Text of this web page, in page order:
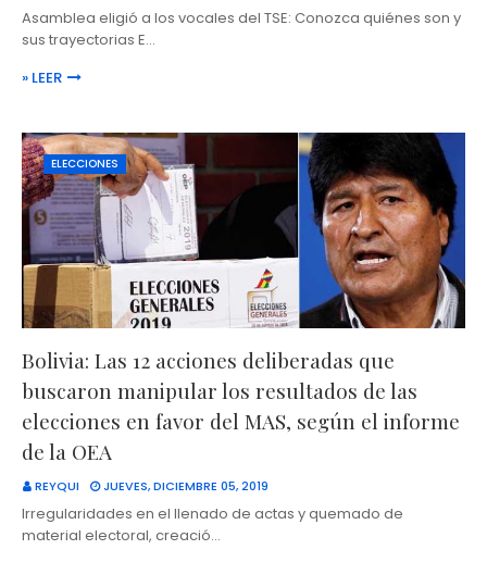
Asamblea eligió a los vocales del TSE: Conozca quiénes son y
sus trayectorias E…
» LEER
ELECCIONES
Bolivia: Las 12 acciones deliberadas que
buscaron manipular los resultados de las
elecciones en favor del MAS, según el informe
de la OEA
REYQUI JUEVES, DICIEMBRE 05, 2019
Irregularidades en el llenado de actas y quemado de
material electoral, creació…